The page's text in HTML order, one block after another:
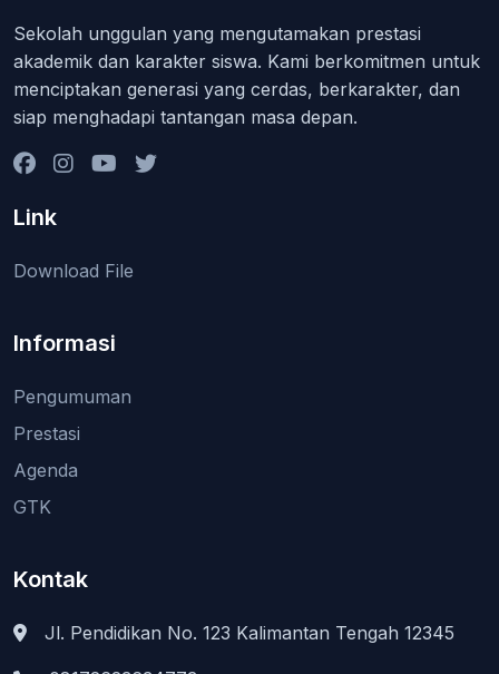
Sekolah unggulan yang mengutamakan prestasi
akademik dan karakter siswa. Kami berkomitmen untuk
menciptakan generasi yang cerdas, berkarakter, dan
siap menghadapi tantangan masa depan.
Link
Download File
Informasi
Pengumuman
Prestasi
Agenda
GTK
Kontak
Jl. Pendidikan No. 123 Kalimantan Tengah 12345